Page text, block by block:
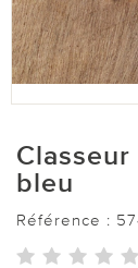
bleu
Référence :